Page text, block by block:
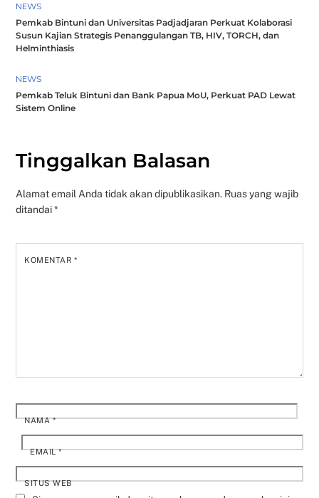
NEWS
Pemkab Bintuni dan Universitas Padjadjaran Perkuat Kolaborasi
Susun Kajian Strategis Penanggulangan TB, HIV, TORCH, dan
Helminthiasis
NEWS
Pemkab Teluk Bintuni dan Bank Papua MoU, Perkuat PAD Lewat
Sistem Online
Tinggalkan Balasan
Alamat email Anda tidak akan dipublikasikan. Ruas yang wajib
ditandai*
KOMENTAR*
NAMA*
EMAIL*
SITUS WEB